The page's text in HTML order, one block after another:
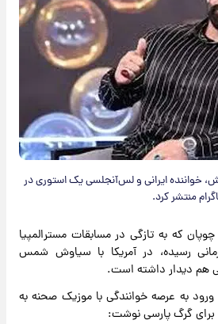
خواننده ایرانی و لس‌آنجلسی یک استوری در
منتشر کرد.
که به تازگی در مسابقات مسترالمپیا
قهرمانی رسیده، در آمریکا با سیاوش شمس
هم دیدار داشته است.
به عرصه خوانندگی با موزیک صحنه به
گرگ پارسی نوشت: